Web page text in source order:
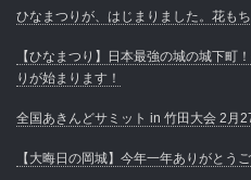
ひなまつりが、はじまりました。花も
【ひなまつり】日本最強の城の城下町
りが始まります！
全国あきんどサミット in 竹田大会 2月
【大晦日の岡城】今年一年ありがとう